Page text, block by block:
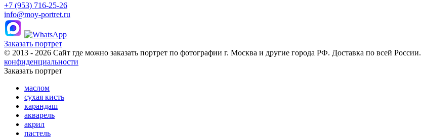
+7 (953) 716-25-26
info@moy-portret.ru
Заказать портрет
© 2013 - 2026 Сайт где можно заказать портрет по фотографии г. Москва и другие города РФ. Доставка по всей России.
конфиденциальности
Заказать портрет
маслом
сухая кисть
карандаш
акварель
акрил
пастель